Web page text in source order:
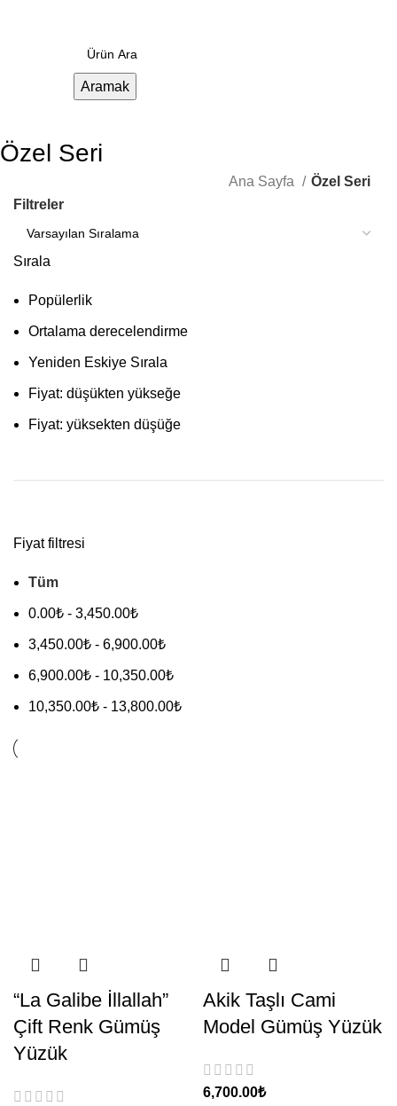
Aramak
Özel Seri
Ana Sayfa
Özel Seri
Filtreler
Sırala
Popülerlik
Ortalama derecelendirme
Yeniden Eskiye Sırala
Fiyat: düşükten yükseğe
Fiyat: yüksekten düşüğe
Fiyat filtresi
Tüm
0.00₺ - 3,450.00₺
3,450.00₺ - 6,900.00₺
6,900.00₺ - 10,350.00₺
10,350.00₺ - 13,800.00₺
“La Galibe İllallah”
Çift Renk Gümüş
Yüzük
Akik Taşlı Cami
Model Gümüş Yüzük
₺